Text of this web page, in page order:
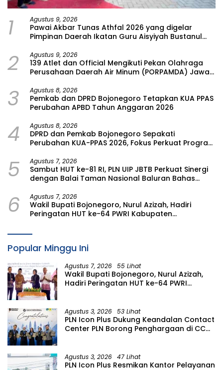
1 Agustus 9, 2026
Pawai Akbar Tunas Athfal 2026 yang digelar
Pimpinan Daerah Ikatan Guru Aisyiyah Bustanul
2 Agustus 9, 2026
139 Atlet dan Official Mengikuti Pekan Olahraga
Perusahaan Daerah Air Minum (PORPAMDA) Jawa
3 Agustus 8, 2026
Pemkab dan DPRD Bojonegoro Tetapkan KUA PPAS
Perubahan APBD Tahun Anggaran 2026
4 Agustus 8, 2026
DPRD dan Pemkab Bojonegoro Sepakati
Perubahan KUA-PPAS 2026, Fokus Perkuat Program
5 Agustus 7, 2026
Sambut HUT ke-81 RI, PLN UIP JBTB Perkuat Sinergi
dengan Balai Taman Nasional Baluran Bahas
Watudodol/Kalipuro
6 Agustus 7, 2026
Wakil Bupati Bojonegoro, Nurul Azizah, Hadiri
Peringatan HUT ke-64 PWRI Kabupaten
Popular Minggu Ini
Agustus 7, 2026 55 Lihat
Wakil Bupati Bojonegoro, Nurul Azizah,
Hadiri Peringatan HUT ke-64 PWRI
Agustus 3, 2026 53 Lihat
PLN Icon Plus Dukung Keandalan Contact
Center PLN Borong Penghargaan di CCW
Agustus 3, 2026 47 Lihat
PLN Icon Plus Resmikan Kantor Pelayanan